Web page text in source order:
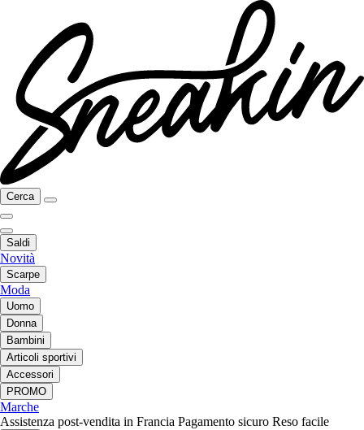
Cerca
Saldi
Novità
Scarpe
Moda
Uomo
Donna
Bambini
Articoli sportivi
Accessori
PROMO
Marche
Assistenza post-vendita in Francia Pagamento sicuro Reso facile